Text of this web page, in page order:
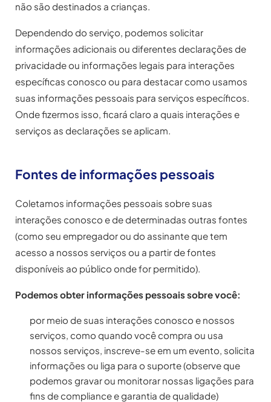
não são destinados a crianças.
Dependendo do serviço, podemos solicitar
informações adicionais ou diferentes declarações de
privacidade ou informações legais para interações
específicas conosco ou para destacar como usamos
suas informações pessoais para serviços específicos.
Onde fizermos isso, ficará claro a quais interações e
serviços as declarações se aplicam.
Fontes de informações pessoais
Coletamos informações pessoais sobre suas
interações conosco e de determinadas outras fontes
(como seu empregador ou do assinante que tem
acesso a nossos serviços ou a partir de fontes
disponíveis ao público onde for permitido).
Podemos obter informações pessoais sobre você:
por meio de suas interações conosco e nossos
serviços, como quando você compra ou usa
nossos serviços, inscreve-se em um evento, solicita
informações ou liga para o suporte (observe que
podemos gravar ou monitorar nossas ligações para
fins de compliance e garantia de qualidade)